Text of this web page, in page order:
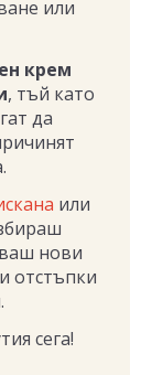
или
крем
, тъй като
да
или
нови
отстъпки
сега!